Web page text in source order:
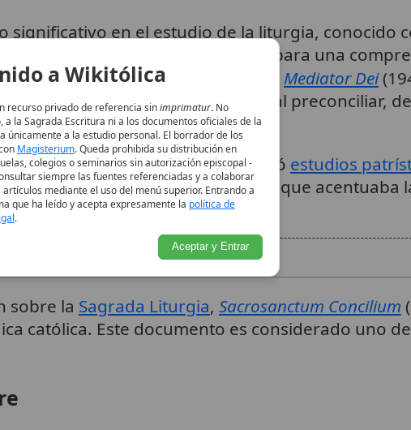
significativo en el estudio de la liturgia, conocido
movimiento sentaron las bases para una
elConcilio Vaticano II Mediator Dei
trayectoria de la enseñanza papal preconciliar,
Iglesia 7.
teológico, que incluyó estudios
a desenterrar una tradición que acentuaba
8.
Concilium
sobre la Sagrada Liturgia, Sacrosanctum Concilium
católica. Este documento es considerado uno
a Wikitólica
recurso privado de referencia sinimprimatur. No
a la Sagrada Escritura ni a los documentos oficiales de la
únicamente a la estudio personal. El borrador de los
Magisterium. Queda prohibida su distribución en
colegios o seminarios sin autorización episcopal -
siempre las fuentes referenciadas y a colaborar
mediante el uso del menú superior. Entrando a
que ha leído y acepta expresamente la política de
.
Aceptar y Entrar